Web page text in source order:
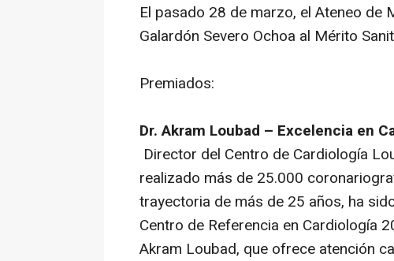
El pasado 28 de marzo, el Ateneo de
Galardón Severo Ochoa al Mérito
Premiados:
Dr. Akram Loubad – Excelencia en
Director del Centro de Cardiología
realizado más de 25.000
trayectoria de más de 25 años, ha
Centro de Referencia en Cardiología
Akram Loubad, que ofrece atención